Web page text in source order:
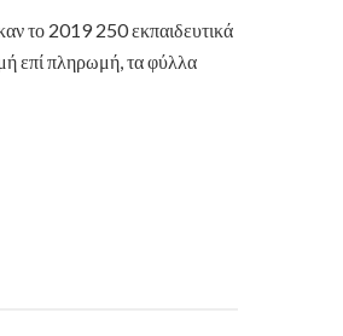
το 2019 250 εκπαιδευτικά
επί πληρωμή, τα φύλλα